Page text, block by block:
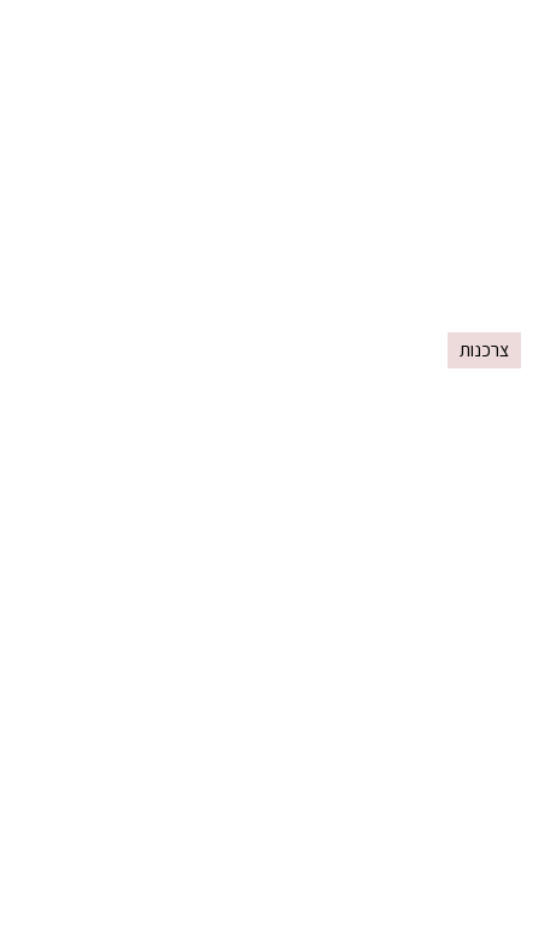
צרכנות